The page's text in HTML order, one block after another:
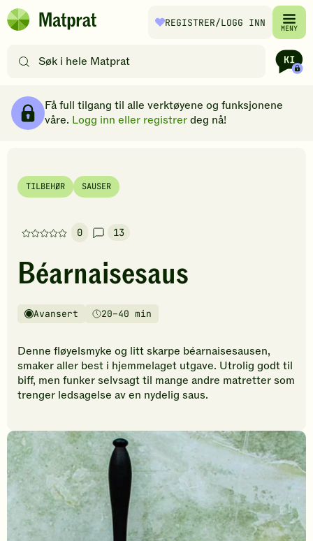
Hopp til hovedinnhold
Matprat
REGISTRER/LOGG INN MENY
etter
filtre
Få full tilgang til alle verktøyene og funksjonene
våre. Logg inn eller registrerdeg nå!
TILBEHØR SAUSER
0
Denne
har
foreløpig
vurderinger.
den
første
til
å
oppskriften.
13
Béarnaisesaus
Vanskelighetsgrad
Avansert
Tilberedningstid 20–40 min
Denne fløyelsmyke og litt skarpe béarnaisesausen,
smaker aller best i hjemmelaget utgave. Utrolig godt til
biff, men funker selvsagt til mange andre matretter som
trenger ledsagelse av en nydelig saus.